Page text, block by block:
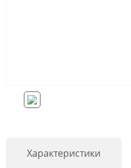
Характеристики